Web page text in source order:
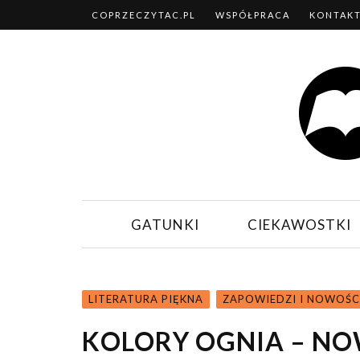
COPRZECZYTAC.PL WSPÓŁPRACA
GATUNKI CIEKAWOSTKI
LITERATURA PIĘKNA ZAPOWIEDZI I
KOLORY OGNIA –